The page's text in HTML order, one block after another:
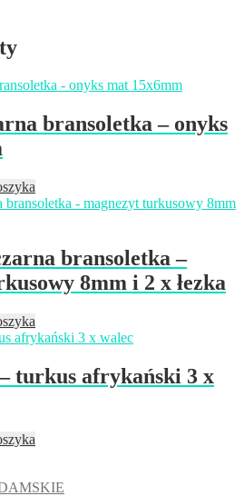
bransoletka – onyks
bransoletka –
8mm i 2 x łezka
turkus afrykański 3 x